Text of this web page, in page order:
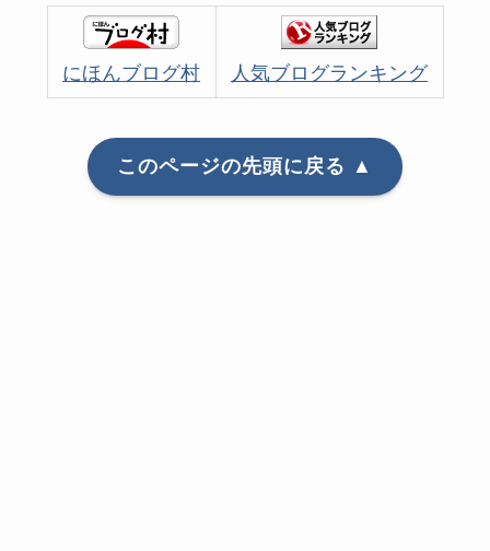
にほんブログ村 人気ブログランキング
このページの先頭に戻る ▲